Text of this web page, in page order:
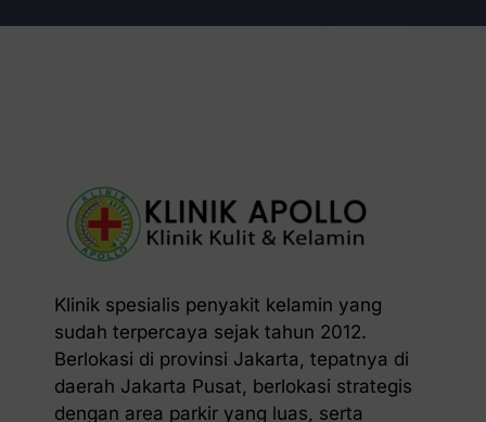
Klinik spesialis penyakit kelamin yang
sudah terpercaya sejak tahun 2012.
Berlokasi di provinsi Jakarta, tepatnya di
daerah Jakarta Pusat, berlokasi strategis
dengan area parkir yang luas, serta